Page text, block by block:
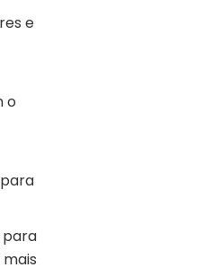
e
o
para